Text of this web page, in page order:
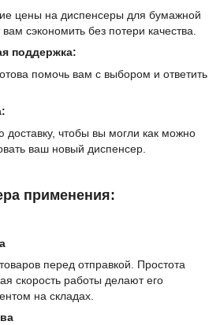
цены на диспенсеры для бумажной
сэкономить без потери качества.
поддержка:
помочь вам с выбором и ответить
чтобы вы могли как можно
ваш новый диспенсер.
применения:
перед отправкой. Простота
скорость работы делают его
на складах.